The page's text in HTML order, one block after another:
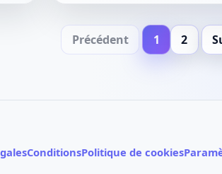
Précédent 1 2
ConditionsPolitique de cookies